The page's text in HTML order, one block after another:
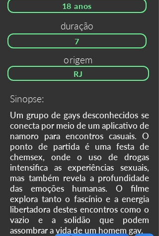
18 anos
duração
7
origem
RJ
Sinopse:
Um grupo de gays desconhecidos se
conecta por meio de um aplicativo de
namoro para encontros casuais. O
ponto de partida é uma festa de
chemsex, onde o uso de drogas
intensifica as experiências sexuais,
mas também revela a profundidade
das emoções humanas. O filme
explora tanto o fascínio e a energia
libertadora destes encontros como o
vazio e a solidão que podem
assombrar a vida de um homem gay.